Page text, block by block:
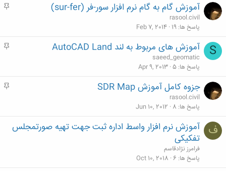
م
آموزش گام به گام نرم افزار سور-فر (sur-fer)
rasool.civil
پاسخ ها 19
Feb 7, 2014
S
م
آموزش های مربوط به لند AutoCAD Land
saeed_geomatic
پاسخ ها 5
Apr 9, 2013
م
جزوه کامل آموزش SDR Map
rasool.civil
پاسخ ها 8
Jun 10, 2012
ف
آموزش نرم افزار واسط اداره ثبت جهت تهیه صورتمجلس
تفکیکی
فرامرز نژادقاسم
پاسخ ها 6
Oct 10, 2018